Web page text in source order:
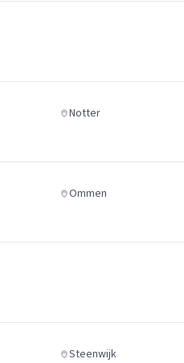
Notter
Ommen
Steenwijk